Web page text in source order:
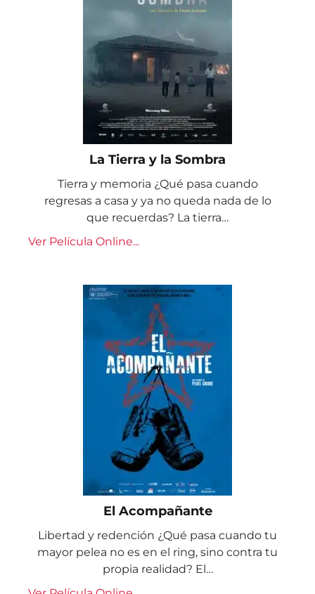
La Tierra y la Sombra
Tierra y memoria ¿Qué pasa cuando
regresas a casa y ya no queda nada de lo
que recuerdas? La tierra…
Ver Película Online...
El Acompañante
Libertad y redención ¿Qué pasa cuando tu
mayor pelea no es en el ring, sino contra tu
propia realidad? El…